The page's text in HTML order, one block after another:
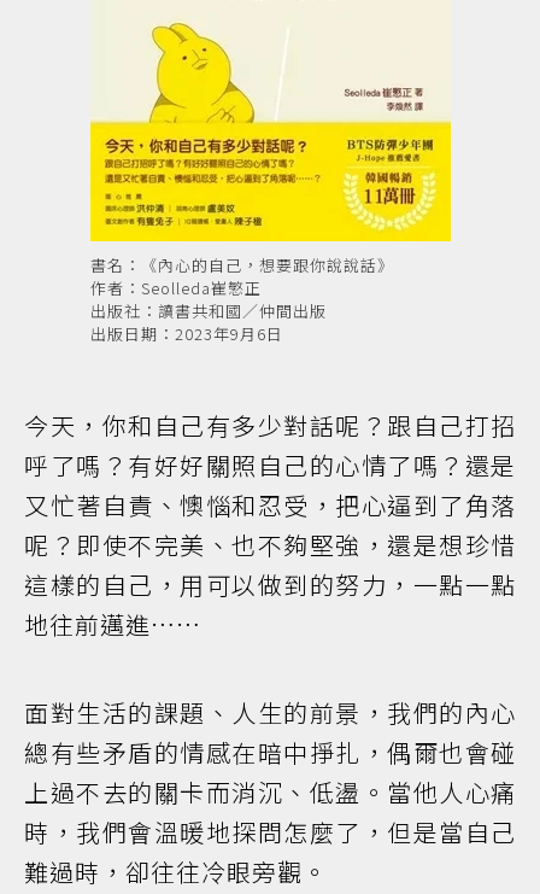
書名：《內心的自己，想要跟你說說話》
作者：Seolleda崔慜正
出版社：讀書共和國／仲間出版
出版日期：2023年9月6日
今天，你和自己有多少對話呢？跟自己打招
呼了嗎？有好好關照自己的心情了嗎？還是
又忙著自責、懊惱和忍受，把心逼到了角落
呢？即使不完美、也不夠堅強，還是想珍惜
這樣的自己，用可以做到的努力，一點一點
地往前邁進……
面對生活的課題、人生的前景，我們的內心
總有些矛盾的情感在暗中掙扎，偶爾也會碰
上過不去的關卡而消沉、低盪。當他人心痛
時，我們會溫暖地探問怎麼了，但是當自己
難過時，卻往往冷眼旁觀。